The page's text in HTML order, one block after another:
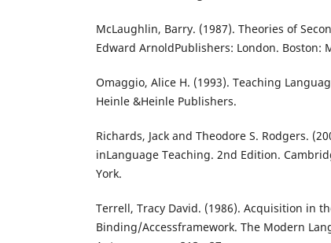
McLaughlin, Barry. (1987). Theories of
Edward ArnoldPublishers: London. Boston:
Omaggio, Alice H. (1993). Teaching
Heinle &Heinle Publishers.
Richards, Jack and Theodore S. Rodgers.
inLanguage Teaching. 2nd Edition.
York.
Terrell, Tracy David. (1986). Acquisition in
Binding/Accessframework. The Modern